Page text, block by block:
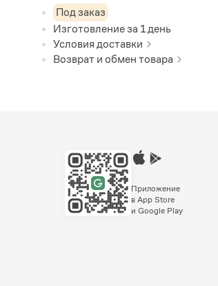
Под заказ
Изготовление за 1день
Условия доставки
Возврат и обмен товара
Приложение
в App Store
и Google Play